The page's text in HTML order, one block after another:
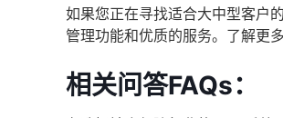
如果您正在寻找适合大中型客户
管理功能和优质的服务。了解更
相关问答FAQs：